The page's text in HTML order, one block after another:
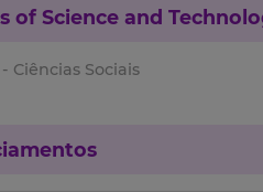
of Science and
- Ciências Sociais